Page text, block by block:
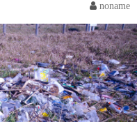
noname